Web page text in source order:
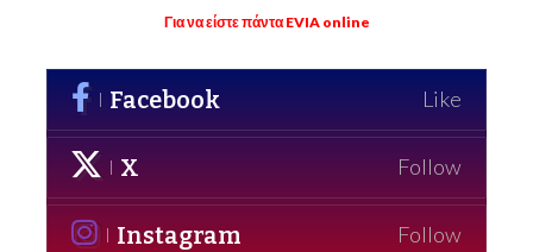
Για να είστε πάντα EVIA online
Facebook Like
X Follow
Instagram Follow